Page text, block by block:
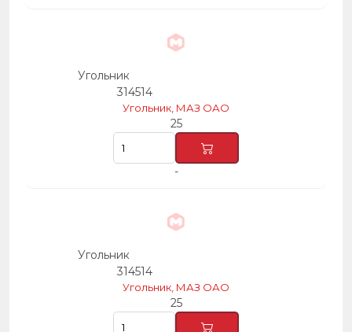
Угольник
314514
Угольник, МАЗ ОАО
25
-
Угольник
314514
Угольник, МАЗ ОАО
25